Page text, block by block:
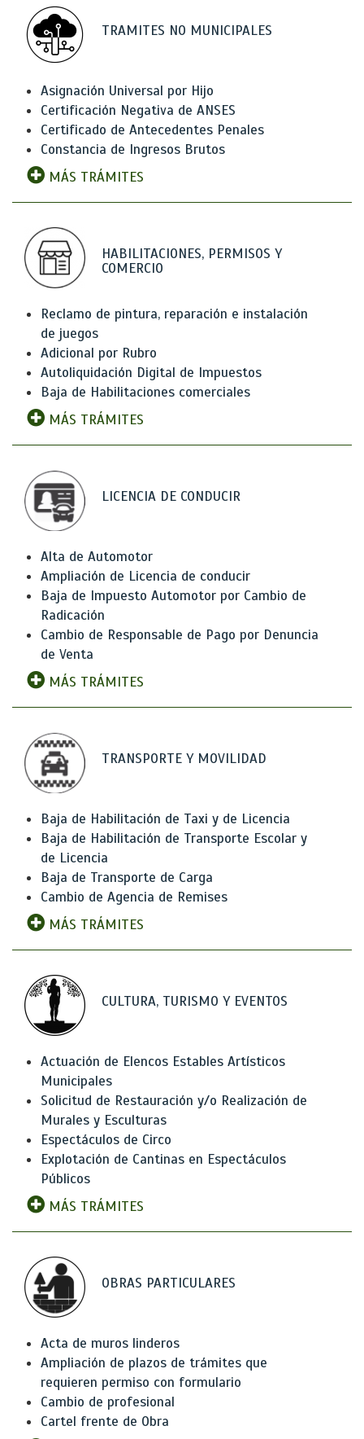
TRAMITES NO MUNICIPALES
Asignación Universal por Hijo
Certificación Negativa de ANSES
Certificado de Antecedentes Penales
Constancia de Ingresos Brutos
MÁS TRÁMITES
HABILITACIONES, PERMISOS Y
COMERCIO
Reclamo de pintura, reparación e instalación
de juegos
Adicional por Rubro
Autoliquidación Digital de Impuestos
Baja de Habilitaciones comerciales
MÁS TRÁMITES
LICENCIA DE CONDUCIR
Alta de Automotor
Ampliación de Licencia de conducir
Baja de Impuesto Automotor por Cambio de
Radicación
Cambio de Responsable de Pago por Denuncia
de Venta
MÁS TRÁMITES
TRANSPORTE Y MOVILIDAD
Baja de Habilitación de Taxi y de Licencia
Baja de Habilitación de Transporte Escolar y
de Licencia
Baja de Transporte de Carga
Cambio de Agencia de Remises
MÁS TRÁMITES
CULTURA, TURISMO Y EVENTOS
Actuación de Elencos Estables Artísticos
Municipales
Solicitud de Restauración y/o Realización de
Murales y Esculturas
Espectáculos de Circo
Explotación de Cantinas en Espectáculos
Públicos
MÁS TRÁMITES
OBRAS PARTICULARES
Acta de muros linderos
Ampliación de plazos de trámites que
requieren permiso con formulario
Cambio de profesional
Cartel frente de Obra